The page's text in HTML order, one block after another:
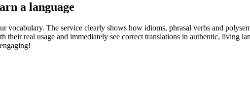
a language
vocabulary. The service clearly shows how idioms, phrasal verbs and
their real usage and immediately see correct translations in authentic, living